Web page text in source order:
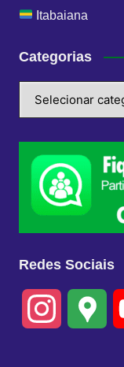
Itabaiana
Categorias
Redes Sociais